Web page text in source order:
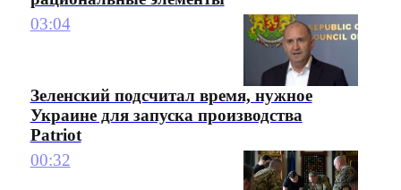
03:04
Зеленский подсчитал время, нужное
Украине для запуска производства
Patriot
00:32